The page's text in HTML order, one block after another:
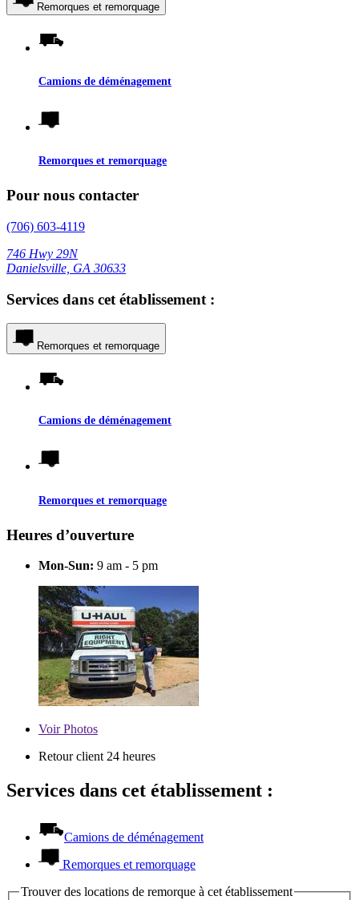
Remorques et remorquage
Camions de déménagement
Remorques et remorquage
Pour nous contacter
(706) 603-4119
746 Hwy 29N
Danielsville, GA 30633
Services dans cet établissement :
Remorques et remorquage
Camions de déménagement
Remorques et remorquage
Heures d’ouverture
Mon-Sun: 9 am - 5 pm
VoirPhotos
Retour client 24 heures
Services dans cet établissement :
Camions de déménagement
Remorques et remorquage
Trouver des locations de remorque à cet établissement